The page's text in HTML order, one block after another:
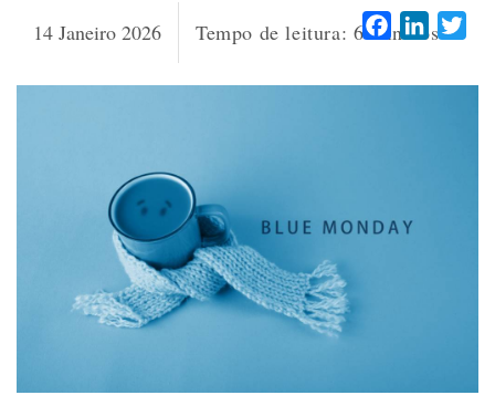
14 Janeiro 2026 Tempo de leitura: 6 minutos
Facebook